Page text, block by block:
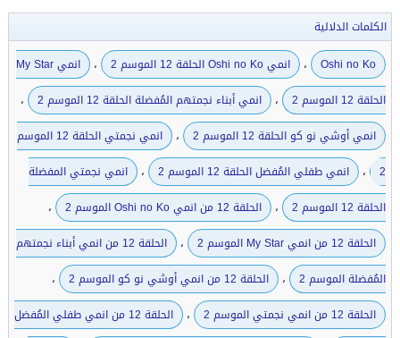
الكلمات الدلالية
Oshi no Ko
، انمي Oshi no Ko الحلقة 12 الموسم 2 ،
انمي My Star
الحلقة 12 الموسم 2
، انمي أبناء نجمتهم المُفضلة الحلقة 12 الموسم 2 ،
انمي أوشي نو كو الحلقة 12 الموسم 2 ،
انمي نجمتي الحلقة 12 الموسم
2
، انمي طفلي المُفضل الحلقة 12 الموسم 2 ،
انمي نجمتي المفضلة
الحلقة 12 الموسم 2
، الحلقة 12 من انمي Oshi no Ko الموسم 2 ،
الحلقة 12 من انمي My Star الموسم 2 ،
الحلقة 12 من انمي أبناء نجمتهم
المُفضلة الموسم 2
، الحلقة 12 من انمي أوشي نو كو الموسم 2 ،
الحلقة 12 من انمي نجمتي الموسم 2 ،
الحلقة 12 من انمي طفلي المُفضل